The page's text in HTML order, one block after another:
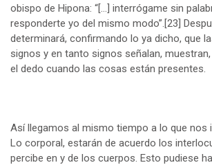
obispo de Hipona: “[…] interrógame sin
responderte yo del mismo modo”.[23]
determinará, confirmando lo ya dicho, que
signos y en tanto signos señalan,
el dedo cuando las cosas están presentes.
Así llegamos al mismo tiempo a lo que nos
Lo corporal, estarán de acuerdo los
percibe en y de los cuerpos. Esto pudiese